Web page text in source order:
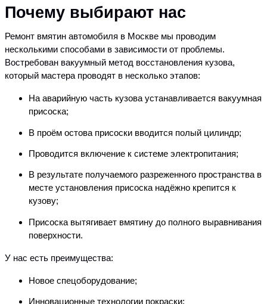
Почему выбирают нас
Ремонт вмятин автомобиля в Москве мы проводим
несколькими способами в зависимости от проблемы.
Востребован вакуумный метод восстановления кузова,
который мастера проводят в несколько этапов:
На аварийную часть кузова устанавливается вакуумная
присоска;
В проём остова присоски вводится полый цилиндр;
Проводится включение к системе электропитания;
В результате получаемого разреженного пространства в
месте установления присоска надёжно крепится к
кузову;
Присоска вытягивает вмятину до полного выравнивания
поверхности.
У нас есть преимущества:
Новое спецоборудование;
Инновационные технологии покраски;